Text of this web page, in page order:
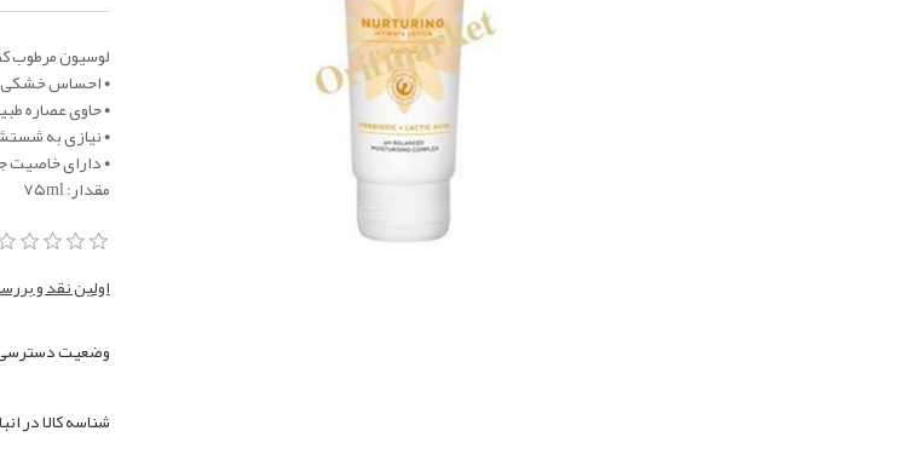
لوسیون مرطوب
• احساس خشکی
• حاوی عصاره
• نیازی به
• دارای
مقدار: ۷۵ml
اولین نقد و
وضعیت
شناسه کالا در